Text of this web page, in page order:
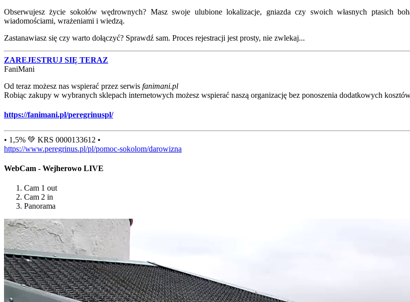
Obserwujesz życie sokołów wędrownych? Masz swoje ulubione lokalizacje, gniazda czy swoich własnych ptasich
wiadomościami, wrażeniami i wiedzą.
Zastanawiasz się czy warto dołączyć? Sprawdź sam. Proces rejestracji jest prosty, nie zwlekaj...
ZAREJESTRUJ SIĘ TERAZ
FaniMani
Od teraz możesz nas wspierać przez serwis fanimani.pl
Robiąc zakupy w wybranych sklepach internetowych możesz wspierać naszą organizację bez ponoszenia dodatkowych
https://fanimani.pl/peregrinuspl/
• 1,5% 💚 KRS 0000133612 •
https://www.peregrinus.pl/pl/pomoc-sokolom/darowizna
WebCam - Wejherowo LIVE
Cam 1 out
Cam 2 in
Panorama